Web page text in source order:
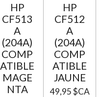
HP
CF513
A
(204A)
COMP
ATIBLE
MAGE
NTA
HP
CF512
A
(204A)
COMP
ATIBLE
JAUNE
49,95 $CA